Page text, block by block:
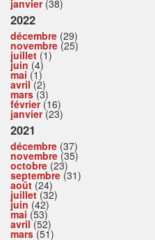
janvier(38)
2022
décembre (29)
novembre (25)
juillet (1)
juin (4)
mai (1)
avril(2)
mars(3)
février(16)
janvier(23)
2021
décembre (37)
novembre (35)
octobre (23)
septembre (31)
août (24)
juillet(32)
juin (42)
mai (53)
avril(52)
mars(51)